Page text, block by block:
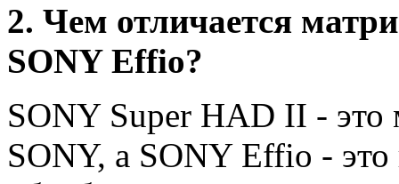
2. Чем отличается
SONY Effio?
SONY Super HAD II - это
SONY, а SONY Effio -